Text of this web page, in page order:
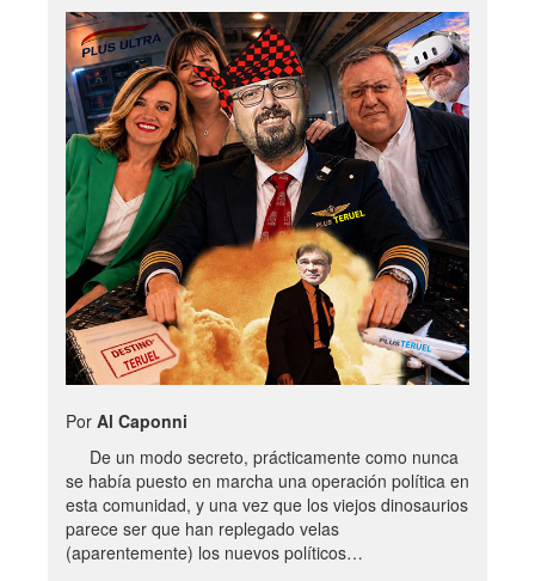
Por Al Caponni
De un modo secreto, prácticamente como nunca
se había puesto en marcha una operación política en
esta comunidad, y una vez que los viejos dinosaurios
parece ser que han replegado velas
(aparentemente) los nuevos políticos…